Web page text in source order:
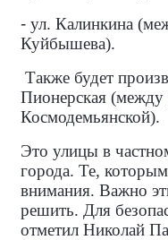
- ул. Калинкина
Куйбышева).
Также будет
Пионерская
Космодемьянской).
Это улицы в
города. Те,
внимания. Важно
решить. Для
отметил Николай